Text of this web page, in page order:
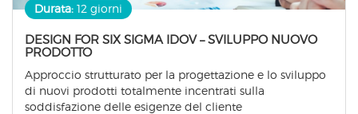
Durata: 12 giorni
DESIGN FOR SIX SIGMA IDOV – SVILUPPO NUOVO
PRODOTTO
Approccio strutturato per la progettazione e lo sviluppo
di nuovi prodotti totalmente incentrati sulla
soddisfazione delle esigenze del cliente